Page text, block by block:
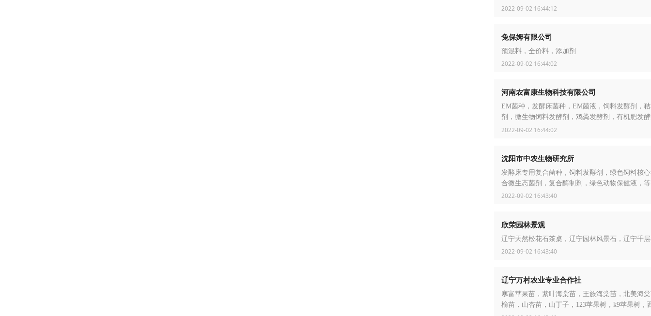
2022-09-02 16:44:12
兔保姆有限公司
预混料，全价料，添加剂
2022-09-02 16:44:02
河南农富康生物科技有限公司
EM菌种，发酵床菌种，EM菌液，饲料发酵剂，
剂，微生物饲料发酵剂，鸡粪发酵剂，有机肥发
粪发酵剂，EM原液，饲料降解剂，农富康菌种
2022-09-02 16:44:02
沈阳市中农生物研究所
发酵床专用复合菌种，饲料发酵剂，绿色饲料核
合微生态菌剂，复合酶制剂，绿色动物保健液，等
2022-09-02 16:43:40
欣荣园林景观
辽宁天然松花石茶桌，辽宁园林风景石，辽宁千
2022-09-02 16:43:40
辽宁万村农业专业合作社
寒富苹果苗，紫叶海棠苗，王族海棠苗，北美海
榆苗，山杏苗，山丁子，123苹果树，k9苹果树，